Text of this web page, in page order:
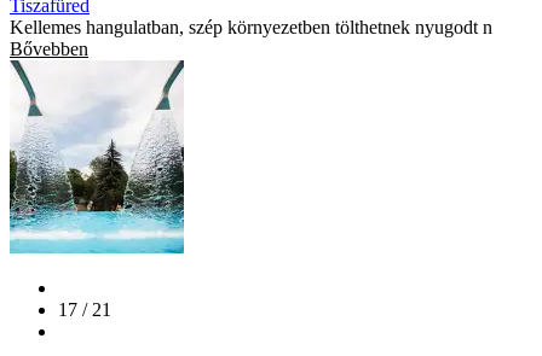
Tiszafüred
Kellemes hangulatban, szép környezetben tölthetnek nyugodt n
Bővebben
17 / 21